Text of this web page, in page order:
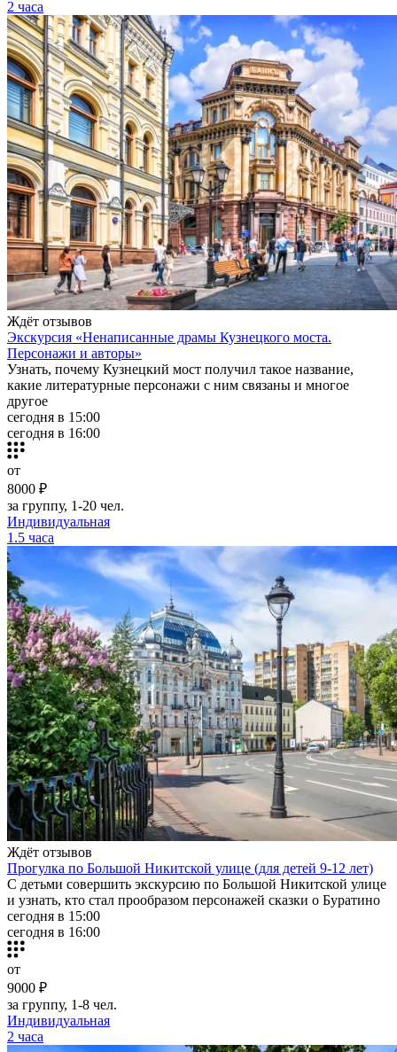
2 часа
Ждёт отзывов
Экскурсия «Ненаписанные драмы Кузнецкого моста.
Персонажи и авторы»
Узнать, почему Кузнецкий мост получил такое название,
какие литературные персонажи с ним связаны и многое
другое
сегодня в 15:00
сегодня в 16:00
от
8000 ₽
за группу, 1-20 чел.
Индивидуальная
1.5 часа
Ждёт отзывов
Прогулка по Большой Никитской улице (для детей 9-12 лет)
С детьми совершить экскурсию по Большой Никитской улице
и узнать, кто стал прообразом персонажей сказки о Буратино
сегодня в 15:00
сегодня в 16:00
от
9000 ₽
за группу, 1-8 чел.
Индивидуальная
2 часа